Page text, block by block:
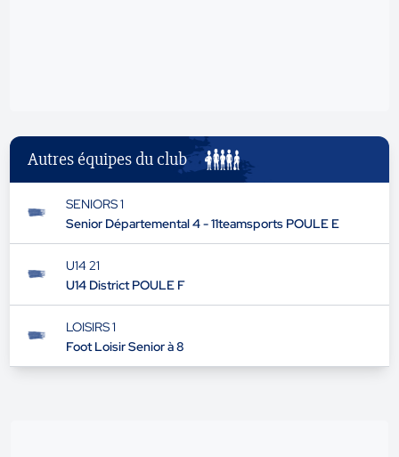
Autres équipes du club
SENIORS 1
Senior Départemental 4 - 11teamsports POULE E
U14 21
U14 District POULE F
LOISIRS 1
Foot Loisir Senior à 8